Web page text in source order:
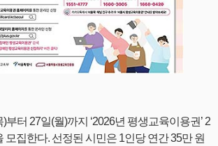
부터 27일(월)까지 ‘2026년 평생교육이용권’ 2
모집한다. 선정된 시민은 1인당 연간 35만 원